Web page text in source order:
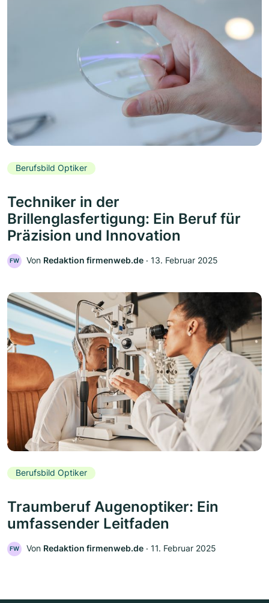
Berufsbild Optiker
Techniker in der
Brillenglasfertigung: Ein Beruf für
Präzision und Innovation
FW Von Redaktion firmenweb.de ‧ 13. Februar 2025
Berufsbild Optiker
Traumberuf Augenoptiker: Ein
umfassender Leitfaden
FW Von Redaktion firmenweb.de ‧ 11. Februar 2025